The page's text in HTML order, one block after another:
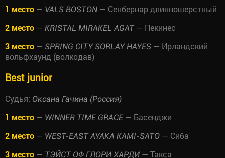
1 место — VALS BOSTON — Сенбернар длинношерстный
2 место — KRISTAL MIRAKEL AGAT— Пекинес
3 место — SPRING CITY SORLAY HAYES — Ирландский
вольфхаунд (волкодав)
Best junior
Судья: Оксана Гачина (Россия)
1 место — WINNER TIME GRACE — Басенджи
2 место — WEST-EAST AYAKA KAMI-SATO — Сиба
3 место — ТЭЙСТ ОФ ГЛОРИ ХАРДИ — Такса